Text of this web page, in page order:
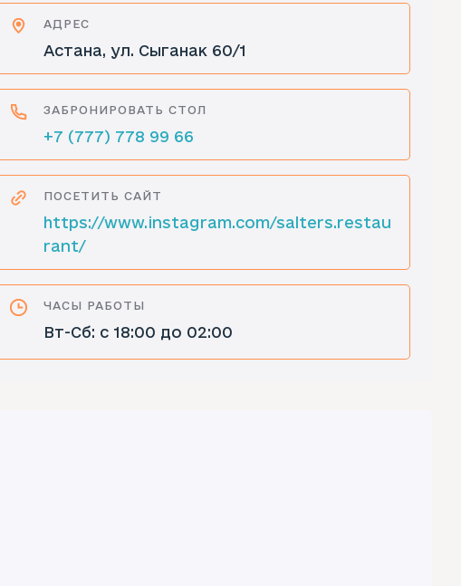
АДРЕС
Астана, ул. Сыганак 60/1
ЗАБРОНИРОВАТЬ СТОЛ
+7 (777) 778 99 66
ПОСЕТИТЬ САЙТ
https://www.instagram.com/salters.restau
rant/
ЧАСЫ РАБОТЫ
Вт-Сб: с 18:00 до 02:00